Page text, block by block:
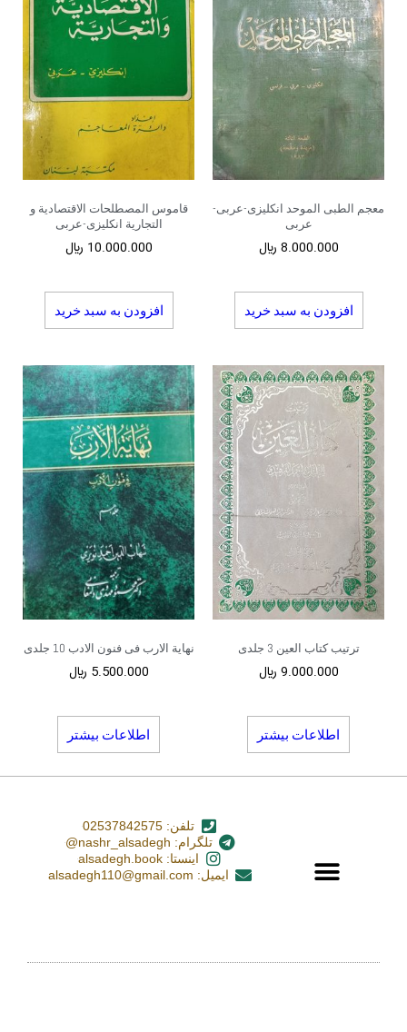
معجم الطبی الموحد انکلیزی-عربی-
عربی
8.000.000 ﷼
افزودن به سبد خرید
قاموس المصطلحات الاقتصادیة و
التجاریة انکلیزی-عربی
10.000.000 ﷼
افزودن به سبد خرید
ترتیب کتاب العین 3 جلدی
9.000.000 ﷼
اطلاعات بیشتر
نهایة الارب فی فنون الادب 10 جلدی
5.500.000 ﷼
اطلاعات بیشتر
تلفن: 02537842575
تلگرام: nashr_alsadegh@
اینستا: alsadegh.book
ایمیل: alsadegh110@gmail.com